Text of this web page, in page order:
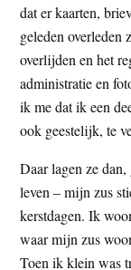
t
e
dat er kaarten,
geleden overleden
overlijden en het
administratie en
ik me dat ik een
ook geestelijk, te
Daar lagen ze
leven – mijn zus
kerstdagen. Ik
waar mijn zus
Toen ik klein was